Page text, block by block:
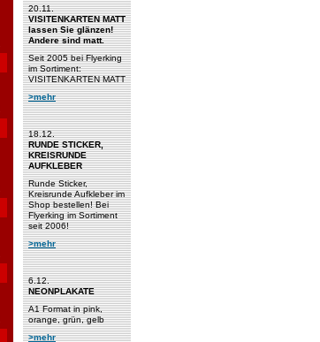
20.11.
VISITENKARTEN MATT
lassen Sie glänzen!
Andere sind matt.
Seit 2005 bei Flyerking
im Sortiment:
VISITENKARTEN MATT
>mehr
18.12.
RUNDE STICKER,
KREISRUNDE
AUFKLEBER
Runde Sticker,
Kreisrunde Aufkleber im
Shop bestellen! Bei
Flyerking im Sortiment
seit 2006!
>mehr
6.12.
NEONPLAKATE
A1 Format in pink,
orange, grün, gelb
>mehr